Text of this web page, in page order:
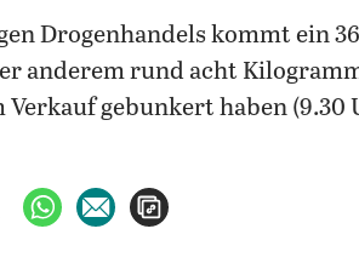
Drogenhandels kommt ein
anderem rund acht
Verkauf gebunkert haben
teilen
auf X teilenper WhatsApp teilen
per E-Mail teilen